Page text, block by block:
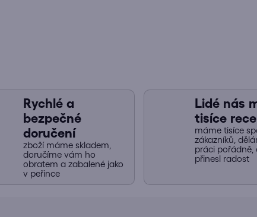
Rychlé a
bezpečné
doručení
zboží máme skladem,
doručíme vám ho
obratem a zabalené jako
v peřince
Lidé nás
tisíce
máme tisíce
zákazníků,
práci pořádně,
přinesl radost